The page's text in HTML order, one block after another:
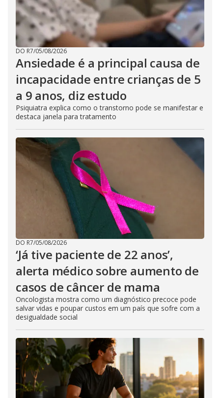
DO R7/05/08/2026
Ansiedade é a principal causa de
incapacidade entre crianças de 5
a 9 anos, diz estudo
Psiquiatra explica como o transtorno pode se manifestar e
destaca janela para tratamento
DO R7/05/08/2026
‘Já tive paciente de 22 anos’,
alerta médico sobre aumento de
casos de câncer de mama
Oncologista mostra como um diagnóstico precoce pode
salvar vidas e poupar custos em um país que sofre com a
desigualdade social